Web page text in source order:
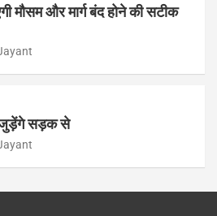
मौसम और मार्ग बंद होने की सटीक
जुड़ेंगे सड़क से